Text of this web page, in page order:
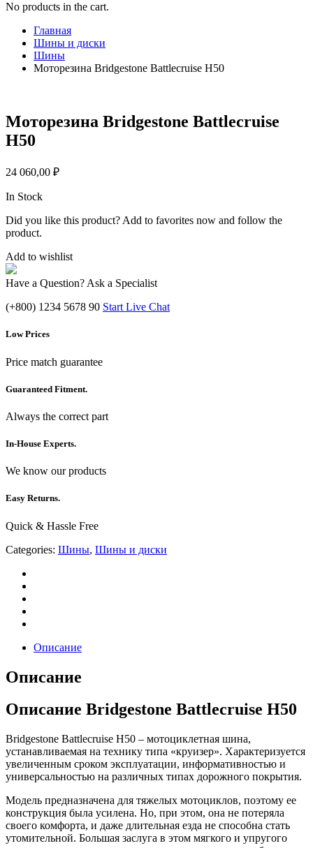
No products in the cart.
Главная
Шины и диски
Шины
Моторезина Bridgestone Battlecruise H50
Моторезина Bridgestone Battlecruise
H50
24 060,00 ₽
In Stock
Did you like this product? Add to favorites now and follow the
product.
Add to wishlist
Have a Question? Ask a Specialist
(+800) 1234 5678 90 Start Live Chat
Low Prices
Price match guarantee
Guaranteed Fitment.
Always the correct part
In-House Experts.
We know our products
Easy Returns.
Quick & Hassle Free
Categories: Шины, Шины и диски
Описание
Описание
Описание Bridgestone Battlecruise H50
Bridgestone Battlecruise H50 – мотоциклетная шина,
устанавливаемая на технику типа «круизер». Характеризуется
увеличенным сроком эксплуатации, информативностью и
универсальностью на различных типах дорожного покрытия.
Модель предназначена для тяжелых мотоциклов, поэтому ее
конструкция была усилена. Но, при этом, она не потеряла
своего комфорта, и даже длительная езда не способна стать
утомительной. Большая заслуга в этом мягкого и упругого